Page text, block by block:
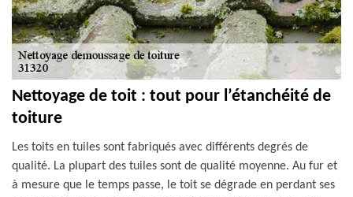
Nettoyage de toit : tout pour l’étanchéité de
toiture
Les toits en tuiles sont fabriqués avec différents degrés de
qualité. La plupart des tuiles sont de qualité moyenne. Au fur et
à mesure que le temps passe, le toit se dégrade en perdant ses